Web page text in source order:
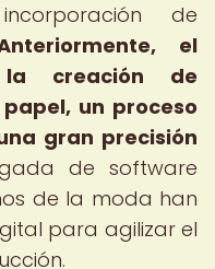
de
el
la creación de
un proceso
gran precisión
de software
de la moda han
para agilizar el